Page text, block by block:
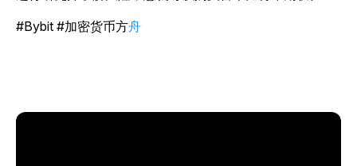
#Bybit #加密货币方舟